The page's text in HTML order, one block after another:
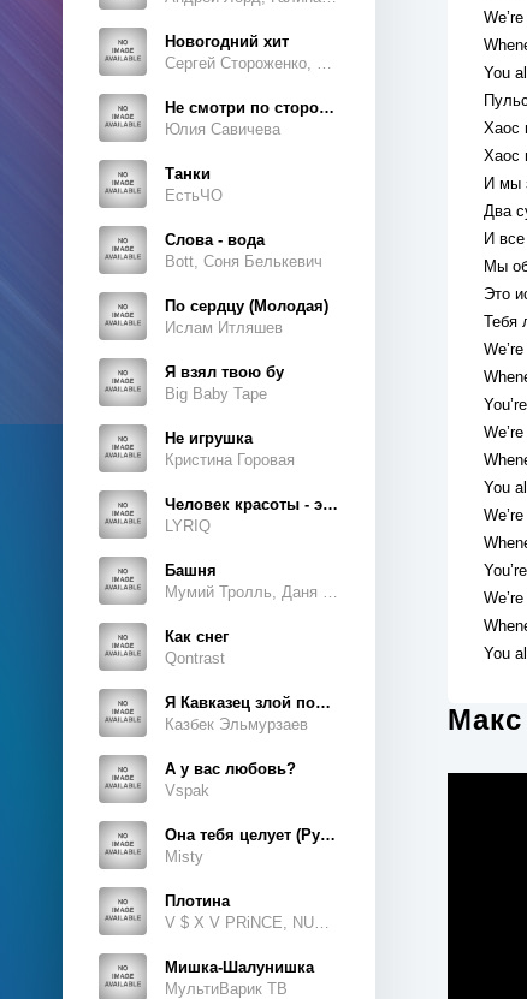
Новогодний хит
Не смотри по сторонам
Юлия Савичева
Танки
ЕстьЧО
Слова - вода
Bott, Соня Белькевич
По сердцу (Молодая)
Ислам Итляшев
Я взял твою бу
Big Baby Tape
Не игрушка
Кристина Горовая
Человек красоты - это ты, это ты, это ты
LYRIQ
Башня
Как снег
Qontrast
Я Кавказец злой породы
Казбек Эльмурзаев
А у вас любовь?
Vspak
Она тебя целует (Руки Вверх Cover)
Misty
Плотина
Мишка-Шалунишка
МультиВарик ТВ
You
Хаос
Хаос
И мы
Два
И
Мы
Это
Тебя
You
You